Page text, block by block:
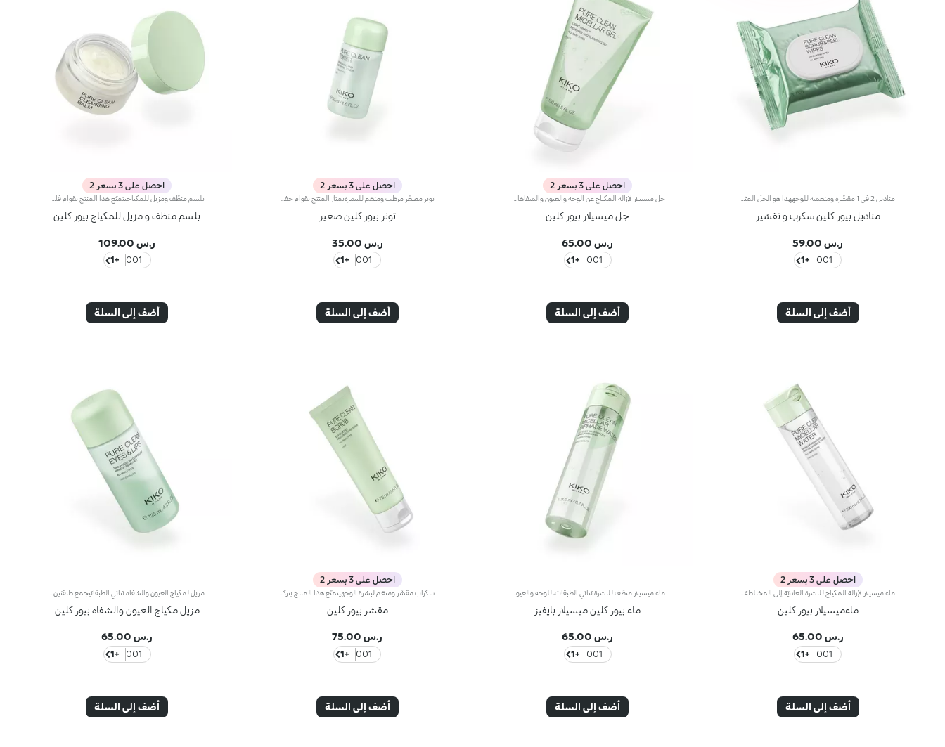
مناديل 2 في 1 مقشّرة ومنعشة للوجههذا هو الحلّ المثالي لتقشير البشرة بلطف حتّى تغدو بمنتهى الانتعاش، إن كان ذلك في المنزل أو أثناء التنقّل.مواصفات المنتج: - يتمتّع بتركيبة فعّالة ومطوّرة، معزّزة بحمض الهيالورونيك وخلاصة الرمّان الإيطالي وأحماض الألفا هيدروكسي والبانثينول وخلاصة زهرة الصبّار وخلاصة الألوي فيرا، المستقدمة بأساليب مستدامة - يمتاز بقوام لطيفٍ ومريح، فينساب طرفه الخشن قليلاً على البشرة لتقشيرها، فيما يعززها الطرف الأكثر نعومة بلمسة راحة وانتعاش - يوفّر ترطيباً* فورياً - يناسب جميع أنواع البشرة، حتى البشرة الحسّاسة - تتعالى منه نفحات عطرية من المغنوليا والدرّاق وخشب الصندل
مناديل بيور كلين سكرب و تقشير
ر.س 59.00
001
+1
أضف إلى السلة
احصل على 3 بسعر 2
جل ميسيلار بيور كلين
ر.س 65.00
001
+1
أضف إلى السلة
احصل على 3 بسعر 2
تونر مصغّر مرطّب ومنعّم للبشرةيمتاز المنتج بقوام خفيف ومريح يرتكز على الماء، فيرطّب* البشرة وينعشها ويدللها فيما ينعّمها.مواصفات المنتج: - يتمتّع بتركيبة فعّالة ومطوّرة، معززة بحمض الهيالورونيك وخلاصة الرمّان الإيطالي وخلاصات المغنوليا وزهرة اللوتس الأزرق والورد، المستقدمة بأساليب مستدامة - تمتصّه البشرة بشكلٍ فوري، لتغدو ناعمة ومخمليّة - يسهل استخدامه، ولا حاجة لغسله - يتمتّع بحجمٍ مصغّر يتّسع في حقيبة اليد أو حقيبة السفر أو الحقيبة المحمولة للطائرة
تونر بيور كلين صغير
ر.س 35.00
001
+1
أضف إلى السلة
احصل على 3 بسعر 2
بلسم منظف و مزيل للمكياج بيور كلين
ر.س 109.00
001
+1
أضف إلى السلة
احصل على 3 بسعر 2
ماء ميسيلار لإزالة المكياج للبشرة العاديّة إلى المختلطةيتمتّع هذا المنتج بتركيبة لطيفة ومنعشة، حيث تزيل الشوائب وآثار التلوّث* وبقايا المكياج، ولا حاجة لغسله بعد ذلك. كما يمتاز بقوام خفيف يسلّط الضوء على جمال بشرتك وإشراقها الطبيعي.مواصفات المنتج: - يتمتّع بتركيبة فعّالة ومطوّرة، معززة بحمض الهيالورونيك وخلاصة الرمّان الإيطالي وخلاصة لحاء الصفصاف الأبيض وخلاصة المغنوليا، المستقدمة بأساليب مستدامة - يتمتّع بتركيبة خفيفة ومريحة، ترطّب* البشرة وتعزّز نعومتها - ينظّف الوجه ومنطقة العينين بسهولة - تتعالى منه نفحات عطرية من المغنوليا والدرّاق وخشب الصندل
ماءميسيلار بيور كلين
ر.س 65.00
001
+1
أضف إلى السلة
ماء بيور كلين ميسيلار بايفيز
ر.س 65.00
001
+1
أضف إلى السلة
احصل على 3 بسعر 2
سكراب مقشّر ومنعّم لبشرة الوجهيتمتّع هذا المنتج بتركيبة جِل فعّالة تعمل على إزالة الشوائب وبقايا المكياج بلطف، ويشكّل خطوة أساسية في نظام العناية ببشرتك لتبدو غاية في الجمال. مواصفات المنتج: - يتمتّع بتركيبة فعّالة ومطوّرة، معززة بحمض الهيالورونيك وخلاصة الرمّان الإيطالي ومسحوق الأرزّ وحبيبات حجر الخفاف، المستقدمة بأساليب مستدامة - ينظّف البشرة ويقشّرها بلطف، ويجعلها ناعمة وطرية ومشرقة - يناسب جميع أنواع البشرة، حتى البشرة الحسّاسة - تتعالى منه نفحات عطرية من المغنوليا والدرّاق وخشب الصندل
مقشر بيور كلين
ر.س 75.00
001
+1
أضف إلى السلة
مزيل مكياج العيون والشفاه بيور كلين
ر.س 65.00
001
+1
أضف إلى السلة